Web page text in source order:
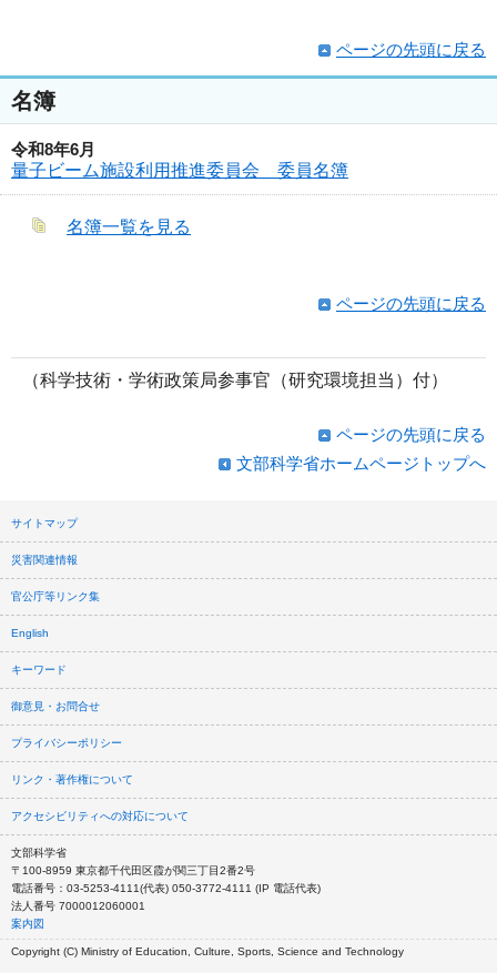
ページの先頭に戻る
名簿
令和8年6月
量子ビーム施設利用推進委員会 委員名簿
名簿一覧を見る
ページの先頭に戻る
（科学技術・学術政策局参事官（研究環境担当）付）
ページの先頭に戻る
文部科学省ホームページトップへ
サイトマップ
災害関連情報
官公庁等リンク集
English
キーワード
御意見・お問合せ
プライバシーポリシー
リンク・著作権について
アクセシビリティへの対応について
文部科学省
〒100-8959 東京都千代田区霞が関三丁目2番2号
電話番号：03-5253-4111(代表) 050-3772-4111 (IP 電話代表)
法人番号 7000012060001
案内図
Copyright (C) Ministry of Education, Culture, Sports, Science and Technology